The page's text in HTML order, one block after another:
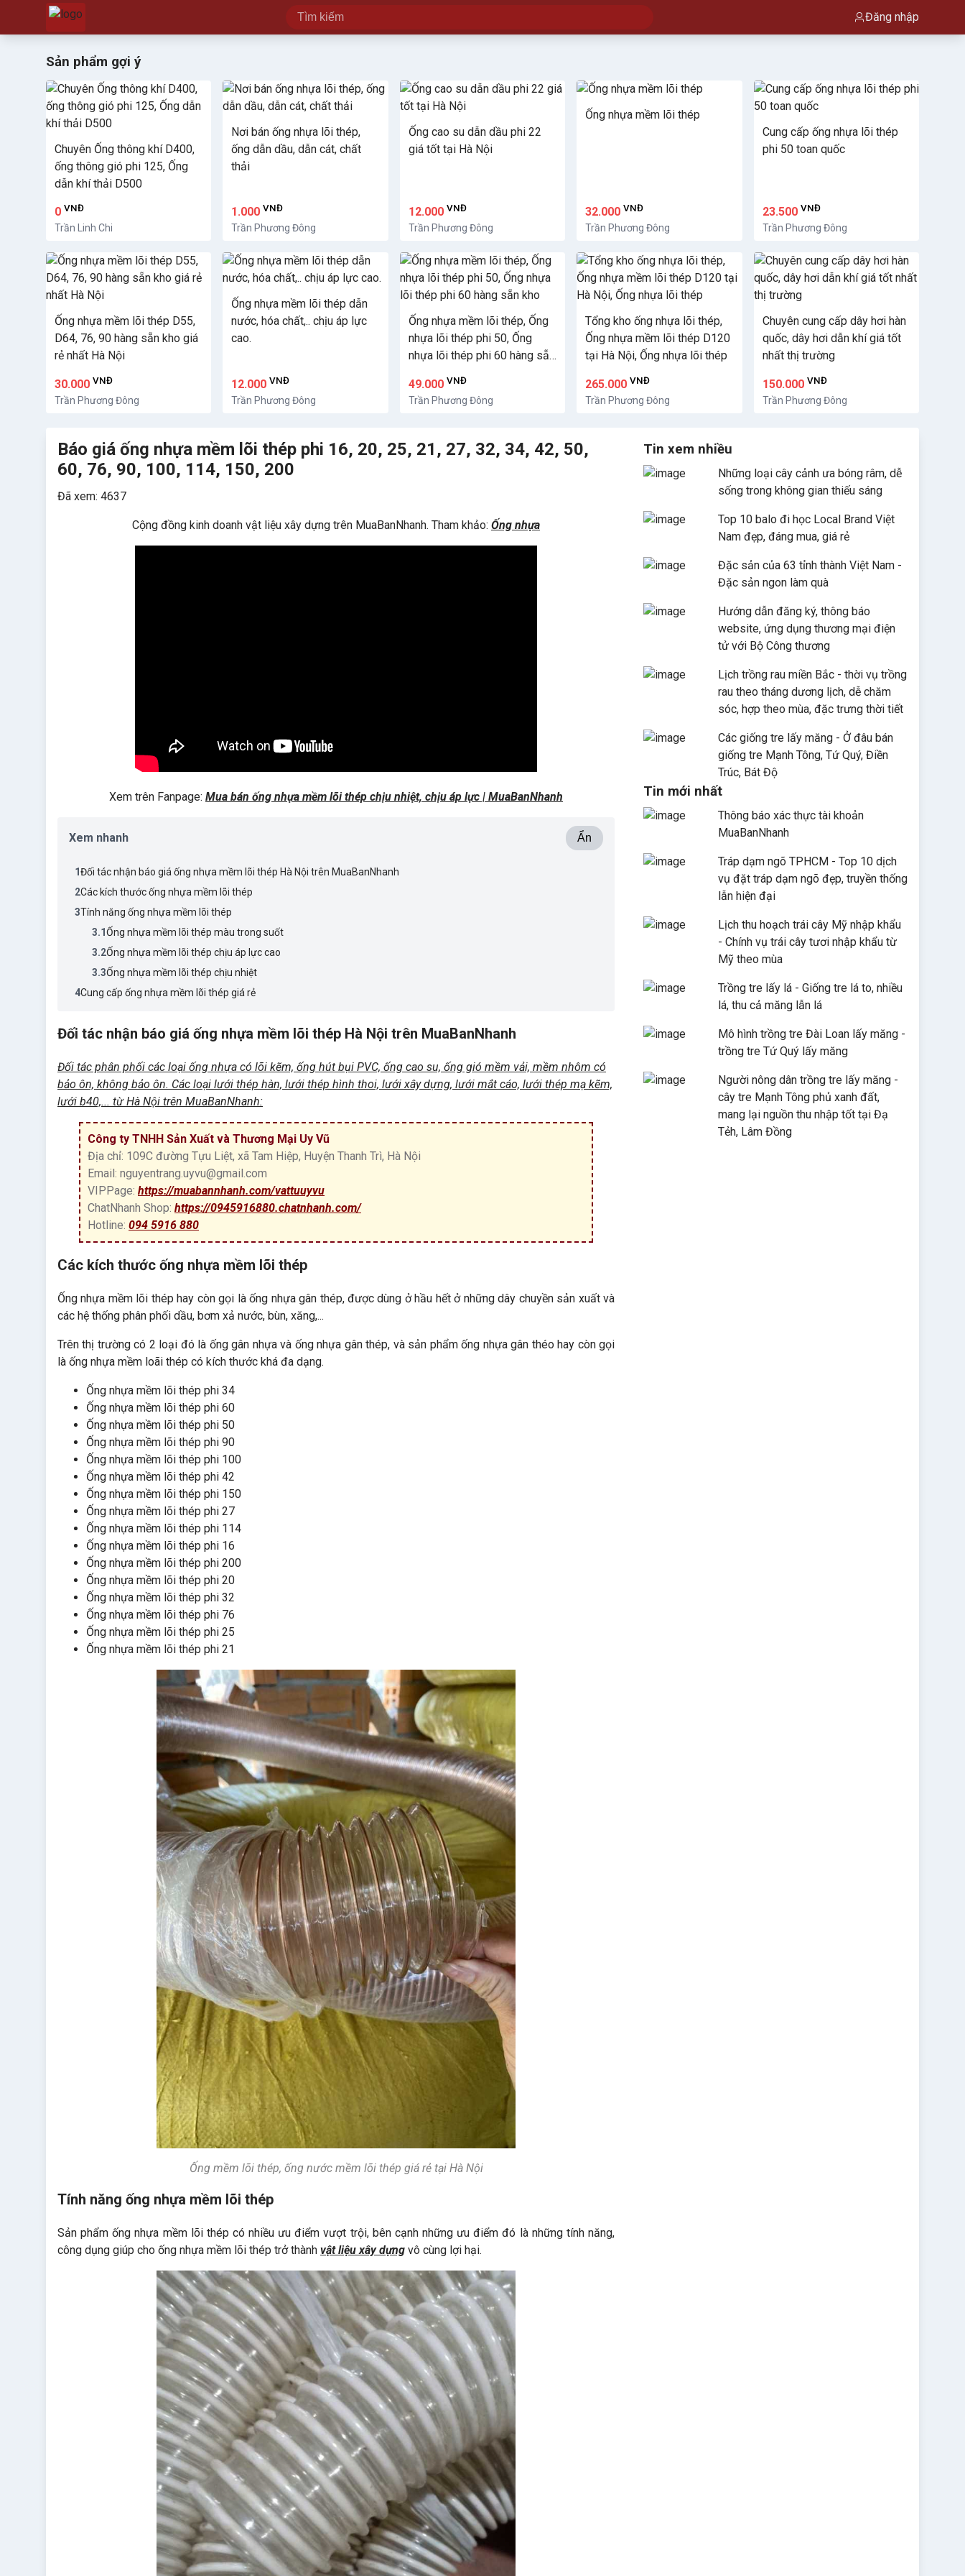
Đăng nhập
Sản phẩm gợi ý
Chuyên Ống thông khí D400,
ống thông gió phi 125, Ống
dẫn khí thải D500
0 VNĐ
Trần Linh Chi
Nơi bán ống nhựa lõi thép,
ống dẫn dầu, dẫn cát, chất
thải
1.000 VNĐ
Trần Phương Đông
Ống cao su dẫn dầu phi 22
giá tốt tại Hà Nội
12.000 VNĐ
Trần Phương Đông
Ống nhựa mềm lõi thép
32.000 VNĐ
Trần Phương Đông
Cung cấp ống nhựa lõi thép
phi 50 toan quốc
23.500 VNĐ
Trần Phương Đông
Ống nhựa mềm lõi thép D55,
D64, 76, 90 hàng sẵn kho giá
rẻ nhất Hà Nội
30.000 VNĐ
Trần Phương Đông
Ống nhựa mềm lõi thép dẫn
nước, hóa chất,.. chịu áp lực
cao.
12.000 VNĐ
Trần Phương Đông
Ống nhựa mềm lõi thép, Ống
nhựa lõi thép phi 50, Ống
nhựa lõi thép phi 60 hàng sẵn
49.000 VNĐ
Trần Phương Đông
Tổng kho ống nhựa lõi thép,
Ống nhựa mềm lõi thép D120
tại Hà Nội, Ống nhựa lõi thép
265.000 VNĐ
Trần Phương Đông
Chuyên cung cấp dây hơi hàn
quốc, dây hơi dẫn khí giá tốt
nhất thị trường
150.000 VNĐ
Trần Phương Đông
Báo giá ống nhựa mềm lõi thép phi 16, 20, 25, 21, 27, 32, 34, 42, 50,
60, 76, 90, 100, 114, 150, 200
Đã xem: 4637
Cộng đồng kinh doanh vật liệu xây dựng trên MuaBanNhanh. Tham khảo: Ống nhựa
Xem trên Fanpage: Mua bán ống nhựa mềm lõi thép chịu nhiệt, chịu áp lực | MuaBanNhanh
Xem nhanh Ẩn
1Đối tác nhận báo giá ống nhựa mềm lõi thép Hà Nội trên MuaBanNhanh
2Các kích thước ống nhựa mềm lõi thép
3Tính năng ống nhựa mềm lõi thép
3.1Ống nhựa mềm lõi thép màu trong suốt
3.2Ống nhựa mềm lõi thép chịu áp lực cao
3.3Ống nhựa mềm lõi thép chịu nhiệt
4Cung cấp ống nhựa mềm lõi thép giá rẻ
Đối tác nhận báo giá ống nhựa mềm lõi thép Hà Nội trên MuaBanNhanh
Đối tác phân phối các loại ống nhựa có lõi kẽm, ống hút bụi PVC, ống cao su, ống gió mềm vải, mềm nhôm có
bảo ôn, không bảo ôn. Các loại lưới thép hàn, lưới thép hình thoi, lưới xây dựng, lưới mắt cáo, lưới thép mạ kẽm,
lưới b40,... từ Hà Nội trên MuaBanNhanh:
Công ty TNHH Sản Xuất và Thương Mại Uy Vũ
Địa chỉ: 109C đường Tựu Liệt, xã Tam Hiệp, Huyện Thanh Trì, Hà Nội
Email: nguyentrang.uyvu@gmail.com
VIPPage: https://muabannhanh.com/vattuuyvu
ChatNhanh Shop: https://0945916880.chatnhanh.com/
Hotline: 094 5916 880
Các kích thước ống nhựa mềm lõi thép
Ống nhựa mềm lõi thép hay còn gọi là ống nhựa gân thép, được dùng ở hầu hết ở những dây chuyền sản xuất và
các hệ thống phân phối dầu, bơm xả nước, bùn, xăng,...
Trên thị trường có 2 loại đó là ống gân nhựa và ống nhựa gân thép, và sản phẩm ống nhựa gân théo hay còn gọi
là ống nhựa mềm loãi thép có kích thước khá đa dạng.
Ống nhựa mềm lõi thép phi 34
Ống nhựa mềm lõi thép phi 60
Ống nhựa mềm lõi thép phi 50
Ống nhựa mềm lõi thép phi 90
Ống nhựa mềm lõi thép phi 100
Ống nhựa mềm lõi thép phi 42
Ống nhựa mềm lõi thép phi 150
Ống nhựa mềm lõi thép phi 27
Ống nhựa mềm lõi thép phi 114
Ống nhựa mềm lõi thép phi 16
Ống nhựa mềm lõi thép phi 200
Ống nhựa mềm lõi thép phi 20
Ống nhựa mềm lõi thép phi 32
Ống nhựa mềm lõi thép phi 76
Ống nhựa mềm lõi thép phi 25
Ống nhựa mềm lõi thép phi 21
Ống mềm lõi thép, ống nước mềm lõi thép giá rẻ tại Hà Nội
Tính năng ống nhựa mềm lõi thép
Sản phẩm ống nhựa mềm lõi thép có nhiều ưu điểm vượt trội, bên cạnh những ưu điểm đó là những tính năng,
công dụng giúp cho ống nhựa mềm lõi thép trở thành vật liệu xây dựng vô cùng lợi hại.
Tin xem nhiều
Những loại cây cảnh ưa bóng râm, dễ
sống trong không gian thiếu sáng
Top 10 balo đi học Local Brand Việt
Nam đẹp, đáng mua, giá rẻ
Đặc sản của 63 tỉnh thành Việt Nam -
Đặc sản ngon làm quà
Hướng dẫn đăng ký, thông báo
website, ứng dụng thương mại điện
tử với Bộ Công thương
Lịch trồng rau miền Bắc - thời vụ trồng
rau theo tháng dương lịch, dễ chăm
sóc, hợp theo mùa, đặc trưng thời tiết
Các giống tre lấy măng - Ở đâu bán
giống tre Mạnh Tông, Tứ Quý, Điền
Trúc, Bát Độ
Tin mới nhất
Thông báo xác thực tài khoản
MuaBanNhanh
Tráp dạm ngõ TPHCM - Top 10 dịch
vụ đặt tráp dạm ngõ đẹp, truyền thống
lẫn hiện đại
Lịch thu hoạch trái cây Mỹ nhập khẩu
- Chính vụ trái cây tươi nhập khẩu từ
Mỹ theo mùa
Trồng tre lấy lá - Giống tre lá to, nhiều
lá, thu cả măng lẫn lá
Mô hình trồng tre Đài Loan lấy măng -
trồng tre Tứ Quý lấy măng
Người nông dân trồng tre lấy măng -
cây tre Mạnh Tông phủ xanh đất,
mang lại nguồn thu nhập tốt tại Đạ
Tẻh, Lâm Đồng